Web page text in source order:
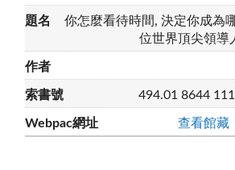
你怎麼看待時間, 決定你成為
位世界頂尖領導
494.01 8644 111
查看館藏